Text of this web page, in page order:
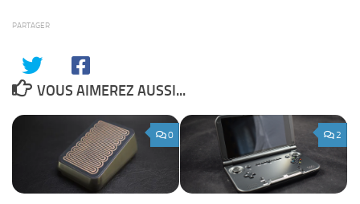
PARTAGER
VOUS AIMEREZ AUSSI...
0 2